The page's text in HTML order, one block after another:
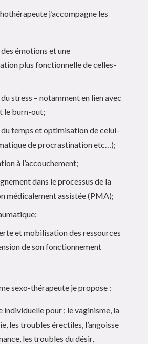
j’accompagne les
émotions et une
plus fonctionnelle de celles-
stress – notamment en lien avec
le burn-out;
temps et optimisation de celui-
de procrastination etc…);
à l’accouchement;
dans le processus de la
médicalement assistée (PMA);
et mobilisation des ressources
de son fonctionnement
sexo-thérapeute je propose :
individuelle pour ; le vaginisme, la
les troubles érectiles, l’angoisse
les troubles du désir,